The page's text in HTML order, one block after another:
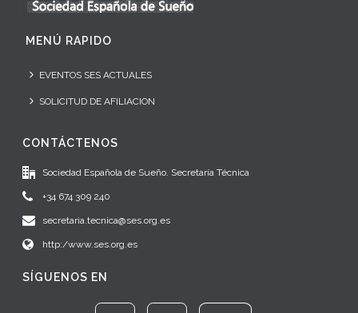
MENÚ RAPIDO
EVENTOS SES ACTUALES
SOLICITUD DE AFILIACION
CONTÁCTENOS
Sociedad Española de Sueño. Secretaría Técnica
+34 674 309 240
secretaria.tecnica@ses.org.es
http:/www.ses.org.es
SÍGUENOS EN